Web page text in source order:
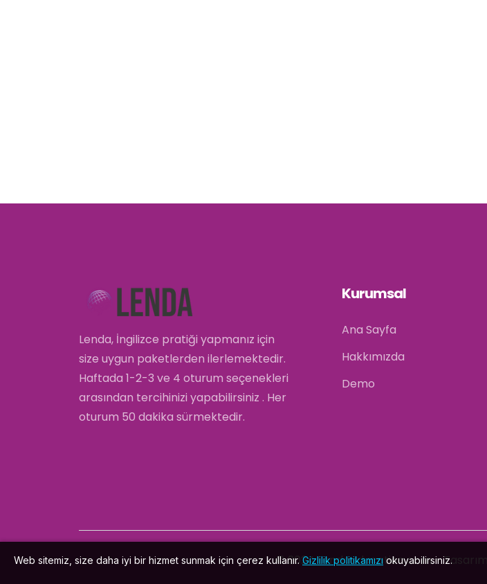
Lenda, İngilizce pratiği yapmanız için
size uygun paketlerden ilerlemektedir.
Haftada 1-2-3 ve 4 oturum seçenekleri
arasından tercihinizi yapabilirsiniz . Her
oturum 50 dakika sürmektedir.
Kurumsal
Ana Sayfa
Hakkımızda
Demo
© 2024Lendaeducation.com- Tasarım
Web sitemiz, size daha iyi bir hizmet sunmak için çerez kullanır. Gizlilik politikamızı okuyabilirsiniz.